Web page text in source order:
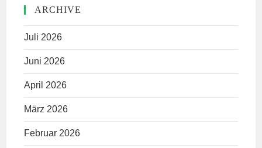
ARCHIVE
Juli 2026
Juni 2026
April 2026
März 2026
Februar 2026